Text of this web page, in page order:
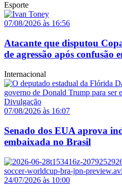
Esporte
07/08/2026 às 16:56
Atacante que disputou
de agressão após confusão
Internacional
07/08/2026 às 16:07
Senado dos EUA aprova
embaixada no Brasil
24/07/2026 às 10:00